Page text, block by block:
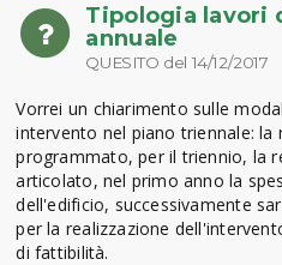
Tipologia lavori
annuale
QUESITO del 14/12/2017
Vorrei un chiarimento sulle
intervento nel piano triennale: la
programmato, per il triennio, la
articolato, nel primo anno la
dell'edificio, successivamente
per la realizzazione
di fattibilità.